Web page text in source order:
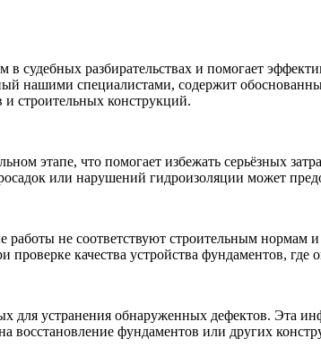
судебных разбирательствах и помогает
нашими специалистами, содержит
строительных конструкций.
этапе, что помогает избежать серьёзных
или нарушений гидроизоляции может
не соответствуют строительным нормам
качества устройства фундаментов,
для устранения обнаруженных дефектов. Эта
фундаментов или других